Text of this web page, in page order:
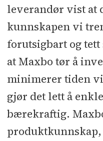
leverandør vist at
kunnskapen vi
forutsigbart og
at Maxbo tør å
minimerer tiden
gjør det lett å
bærekraftig.